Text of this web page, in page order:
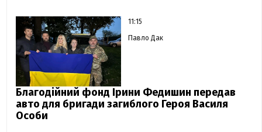
11:15
Павло Дак
Благодійний фонд Ірини Федишин передав
авто для бригади загиблого Героя Василя
Особи